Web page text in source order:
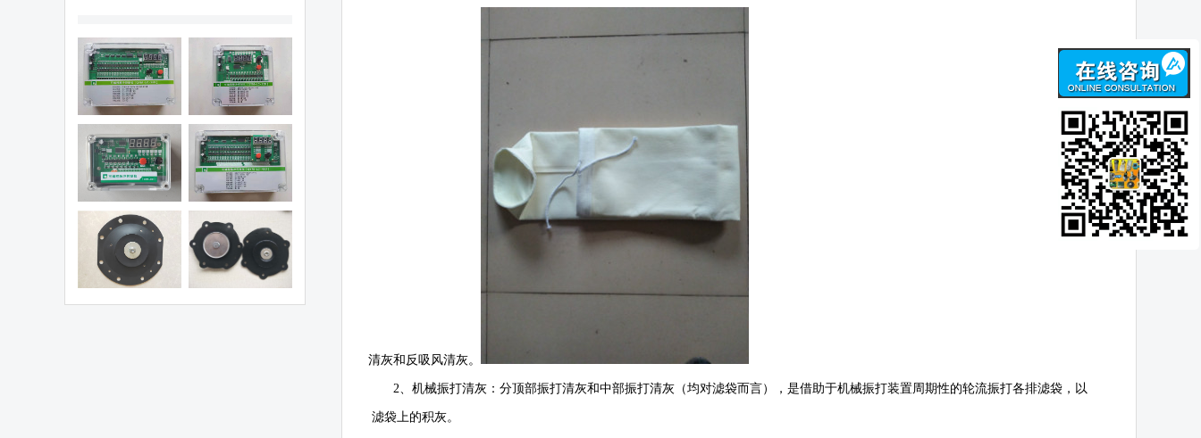
可编程脉冲控制
仪（QYM-LC-
12D)
可编程脉冲控制
仪（QYM-LC-
1.5寸阀膜片
清灰和反吸风清灰。
2、机械振打清灰：分顶部振打清灰和中部振打清灰（均对滤袋而言），是借助于机械振打装置周期性的轮流振打各排滤袋，以
滤袋上的积灰。